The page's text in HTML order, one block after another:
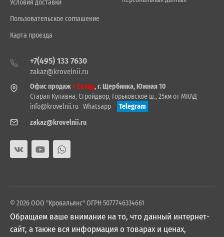
Условия доставки
Пользовательское соглашение
Карта проезда
+7(495) 133 7630
zakaz@krovelnii.ru
Офис продаж+ Склад, г. Щербинка, Южная 10
Старая Купавна, Стройдвор, Горьковское ш., 25км от МКАД
info@krovelnii.ru Whatsapp
Telegram
zakaz@krovelnii.ru
© 2026 ООО "Кровальянс" ОГРН 5077746334661
Обращаем ваше внимание на то, что данный интернет-
сайт, а также вся информация о товарах и ценах,